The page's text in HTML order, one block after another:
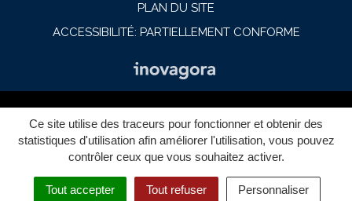
Ce site utilise des traceurs pour fonctionner et obtenir des
statistiques d'utilisation afin améliorer l'utilisation, vous pouvez
contrôler ceux que vous souhaitez activer.
Tout accepter Tout refuser Personnaliser
Menu Recherche
PLAN DU SITE
ACCESSIBILITÉ: PARTIELLEMENT CONFORME